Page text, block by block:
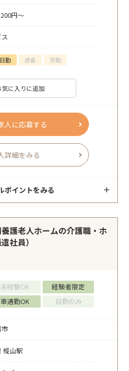
円～
日勤 遅番 夜勤
気に入りに追加
人に応募する
詳細をみる
ポイントをみる
護老人ホームの介護職・ホ
社員）
未経験OK
経験者限定
車通勤OK 日勤のみ
樅山駅